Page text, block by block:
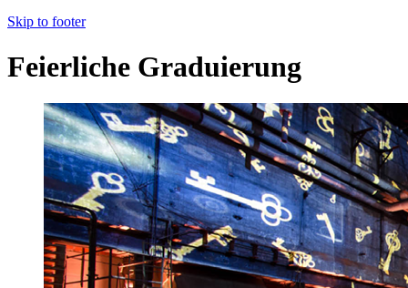
Skip to footer
Feierliche Graduierung